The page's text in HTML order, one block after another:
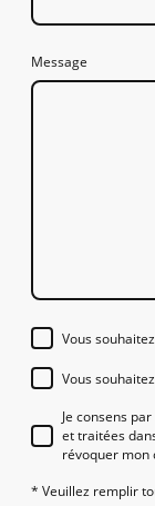
Message
Vous
Vous
Je consens
et traitées
révoquer mon
* Veuillez remplir